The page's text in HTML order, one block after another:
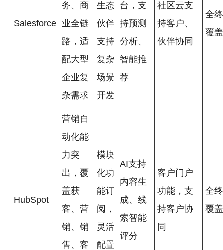
Salesforce
务、商
业全链
路，适
配大型
企业复
杂需求
生态
伙伴
支持
复杂
场景
开发
台，支
持预测
分析、
智能推
荐
社区云支
持客户、
伙伴协同
全
覆盖
HubSpot
营销自
动化能
力突
出，覆
盖获
客、营
销、销
售、客
模块
化功
能订
阅，
灵活
配置
AI支持
内容生
成、线
索智能
评分
客户门户
功能，支
持客户协
同
全
覆盖